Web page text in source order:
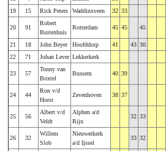
19
15 Rick Peters Waddinxveen 32 33
20 91
Robert
Buitenhuis
Rotterdam 45 45 45
21 18 John Beyer Hoofddorp 41 43 30
22
71 Johan Lever Lekkerkerk
23 57
Tonny van
Boxtel
Bussem 40 39
24 44
Ron v/d
Horst
Zevenhoven 38 37
25 56
Albert v/d
Veldt
Alphen a/d
Rijn
32 33
26 32
Willem
Slob
Nieuwerkerk
a/d Ijssel
33 32